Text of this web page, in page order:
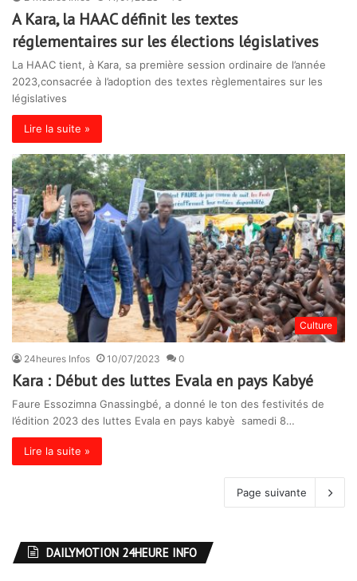
A Kara, la HAAC définit les textes
réglementaires sur les élections législatives
La HAAC tient, à Kara, sa première session ordinaire de l’année
2023,consacrée à l’adoption des textes règlementaires sur les
législatives
Lire la suite »
Culture
24heures Infos 10/07/2023 0
Kara : Début des luttes Evala en pays Kabyé
Faure Essozimna Gnassingbé, a donné le ton des festivités de
l’édition 2023 des luttes Evala en pays kabyè samedi 8…
Lire la suite »
Page suivante
DAILYMOTION 24HEURE INFO